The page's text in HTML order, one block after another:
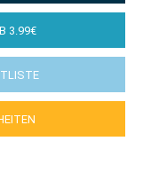
3.99€